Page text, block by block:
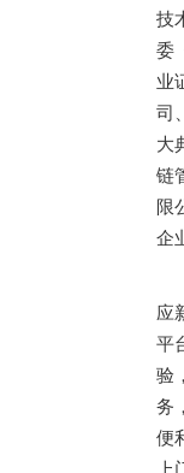
技
委
业
司
大
链
限
企
应
平
验
务
便